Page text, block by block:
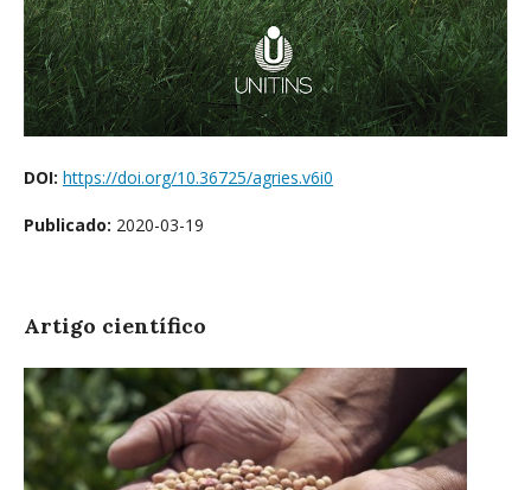
DOI: https://doi.org/10.36725/agries.v6i0
Publicado: 2020-03-19
Artigo científico